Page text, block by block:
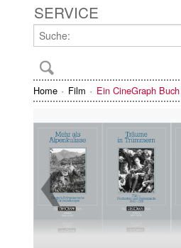
SERVICE
Home Film Ein CineGraph Buch